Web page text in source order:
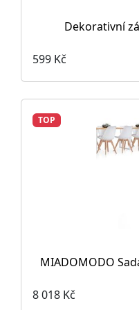
Dekorativní
599 Kč
TOP
MIADOMODO
8 018 Kč